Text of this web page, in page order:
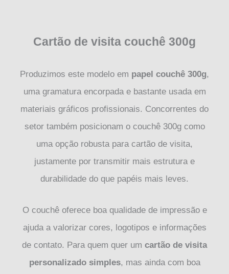
Cartão de visita couchê 300g
Produzimos este modelo em papel couchê 300g,
uma gramatura encorpada e bastante usada em
materiais gráficos profissionais. Concorrentes do
setor também posicionam o couchê 300g como
uma opção robusta para cartão de visita,
justamente por transmitir mais estrutura e
durabilidade do que papéis mais leves.
O couchê oferece boa qualidade de impressão e
ajuda a valorizar cores, logotipos e informações
de contato. Para quem quer um cartão de visita
personalizado simples, mas ainda com boa